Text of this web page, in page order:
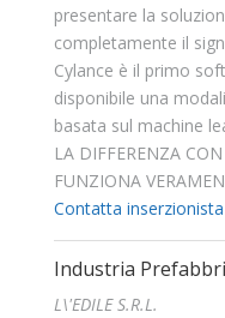
presentare la
completamente il
Cylance è il primo
disponibile una
basata sul machine
LA DIFFERENZA
FUNZIONA
Contatta
Industria
L\'EDILE S.R.L.